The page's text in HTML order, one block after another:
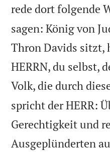
rede dort folgende
sagen: König von
Thron Davids sitzt,
HERRN, du selbst,
Volk, die durch
spricht der HERR:
Gerechtigkeit und
Ausgeplünderten